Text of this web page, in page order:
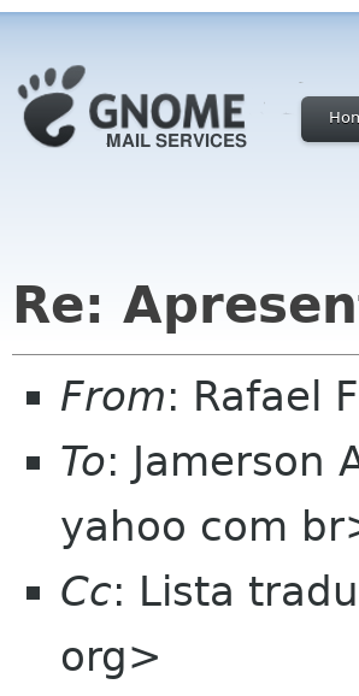
Re:
From: Rafael
To: Jamerson
yahoo com
Cc: Lista
org>